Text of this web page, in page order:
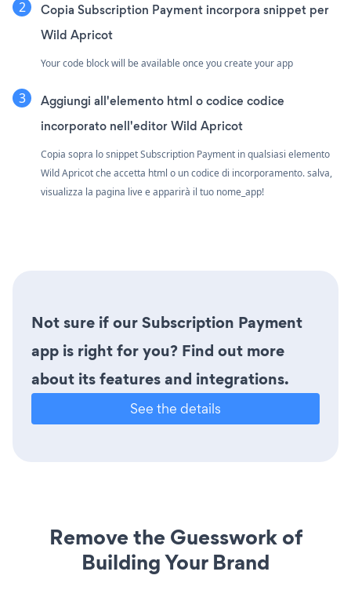
Copia Subscription Payment incorpora snippet per
Wild Apricot
Your code block will be available once you create your app
Aggiungi all'elemento html o codice codice
incorporato nell'editor Wild Apricot
Copia sopra lo snippet Subscription Payment in qualsiasi elemento
Wild Apricot che accetta html o un codice di incorporamento. salva,
visualizza la pagina live e apparirà il tuo nome_app!
Not sure if our Subscription Payment
app is right for you? Find out more
about its features and integrations.
See the details
Remove the Guesswork of
Building Your Brand